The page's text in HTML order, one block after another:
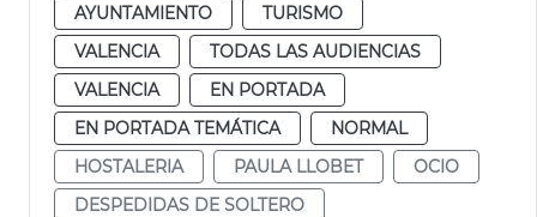
AYUNTAMIENTO
TURISMO
VALENCIA
TODAS LAS AUDIENCIAS
VALENCIA
EN PORTADA
EN PORTADA TEMÁTICA
NORMAL
HOSTALERIA
PAULA LLOBET
OCIO
DESPEDIDAS DE SOLTERO